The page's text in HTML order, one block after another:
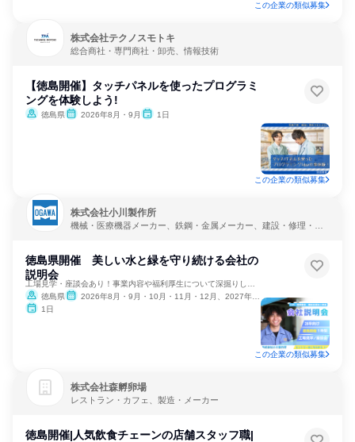
この企業の類似募集
株式会社テクノスモトキ
総合商社・専門商社・卸売、情報技術
【徳島開催】タッチパネルを使ったプログラミ
ングを体験しよう!
徳島県 2026年8月・9月 1日
この企業の類似募集
株式会社小川製作所
機械・医療機器メーカー、鉄鋼・金属メーカー、建設・修理・メ
徳島県開催 美しい水と緑を守り続ける会社の
説明会
徳島県
2026年8月・9月・10月・11月・12月、2027年1月・2月
1日
この企業の類似募集
株式会社森孵卵場
レストラン・カフェ、製造・メーカー
徳島開催|人気飲食チェーンの店舗スタッフ職|